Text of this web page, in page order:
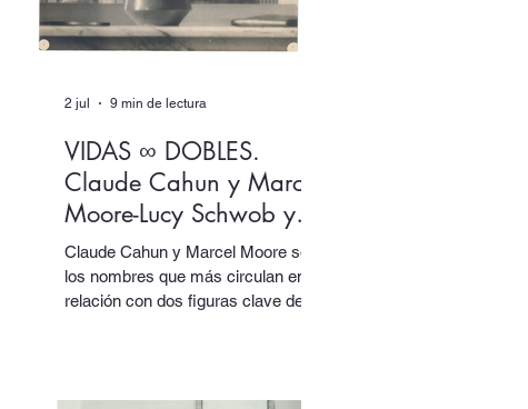
VIDAS ∞ DOBLES.
Claude Cahun y Marcel
Moore-Lucy Schwob y
Suzanne Malherbe
Claude Cahun y Marcel Moore son
los nombres que más circulan en
relación con dos figuras clave del
ilustradora. Artista de performance
2 jul 9 min de lectura